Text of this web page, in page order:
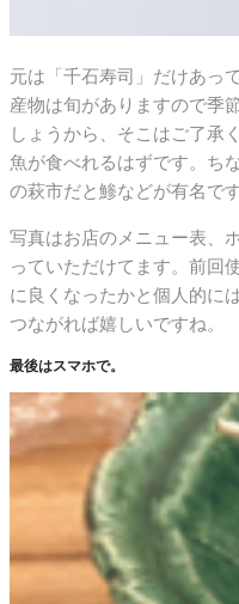
元は「千石寿司」だけあっ
産物は旬がありますので季
しょうから、そこはご了承
魚が食べれるはずです。ち
の萩市だと鯵などが有名です
写真はお店のメニュー表、
っていただけてます。前回
に良くなったかと個人的に
つながれば嬉しいですね。
最後はスマホで。